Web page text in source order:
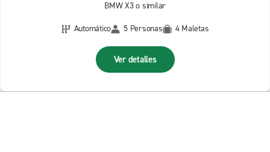
BMW X3 o similar
Automático
5 Personas 4 Maletas
Ver detalles